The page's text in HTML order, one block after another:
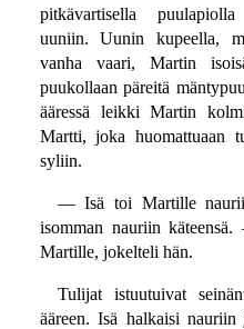
pitkävartisella
uuniin. Uunin kupeella,
vanha vaari, Martin
puukollaan päreitä
ääressä leikki Martin
Martti, joka huomattuaan
syliin.
— Isä toi Martille
isomman nauriin
Martille, jokelteli hän.
Tulijat istuutuivat
ääreen. Isä halkaisi